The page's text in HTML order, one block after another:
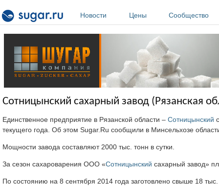
Новости
Цены Сообщество
Сотницынский сахарный завод (Рязанская
Единственное предприятие в Рязанской области – Сотницынский
текущего года. Об этом Sugar.Ru сообщили в Минсельхозе
Мощности завода составляют 2000 тыс. тонн в сутки.
За сезон сахароварения ООО «Сотницынский сахарный завод»
По состоянию на 8 сентября 2014 года заготовлено свыше 18